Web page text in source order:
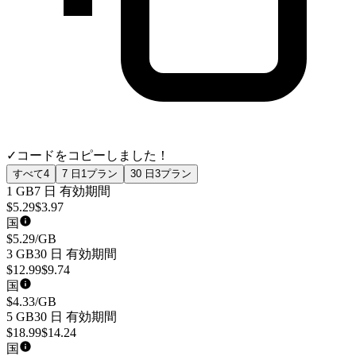
✓ コードをコピーしました！
すべて4 7 日 1 プラン 30 日3プラン
1 GB7 日 有効期間
$5.29$3.97
国
$5.29/GB
3 GB30 日 有効期間
$12.99$9.74
国
$4.33/GB
5 GB30 日 有効期間
$18.99$14.24
国